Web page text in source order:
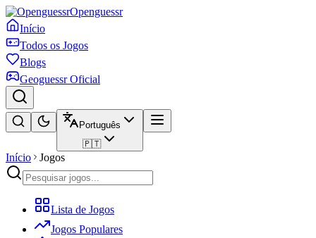
Openguessr
Início
Todos os Jogos
Blogs
Geoguessr Oficial
Português
🇵🇹
Início Jogos
Lista de Jogos
Jogos Populares